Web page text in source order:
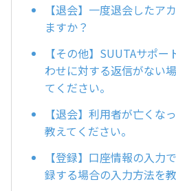
【退会】一度退会したア
ますか？
【その他】SUUTAサポ
わせに対する返信がない
てください。
【退会】利用者が亡くな
教えてください。
【登録】口座情報の入力
録する場合の入力方法を